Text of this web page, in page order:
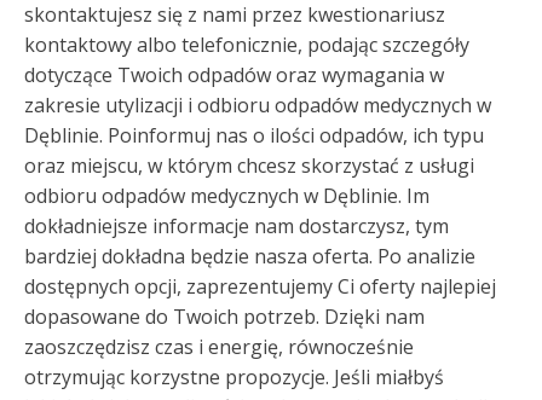
skontaktujesz się z nami przez kwestionariusz
kontaktowy albo telefonicznie, podając szczegóły
dotyczące Twoich odpadów oraz wymagania w
zakresie utylizacji i odbioru odpadów medycznych w
Dęblinie. Poinformuj nas o ilości odpadów, ich typu
oraz miejscu, w którym chcesz skorzystać z usługi
odbioru odpadów medycznych w Dęblinie. Im
dokładniejsze informacje nam dostarczysz, tym
bardziej dokładna będzie nasza oferta. Po analizie
dostępnych opcji, zaprezentujemy Ci oferty najlepiej
dopasowane do Twoich potrzeb. Dzięki nam
zaoszczędzisz czas i energię, równocześnie
otrzymując korzystne propozycje. Jeśli miałbyś